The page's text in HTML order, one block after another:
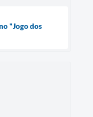
"Jogo dos